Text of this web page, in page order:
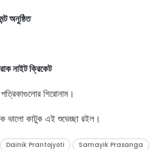
অনুষ্ঠিত
নাইট ক্রিকেট
শিরোনাম।
ভালো কাটুক এই শুভেচ্ছা রইল।
Dainik Prantojyoti
Samayik Prasanga